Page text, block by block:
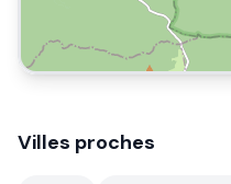
Villes proches